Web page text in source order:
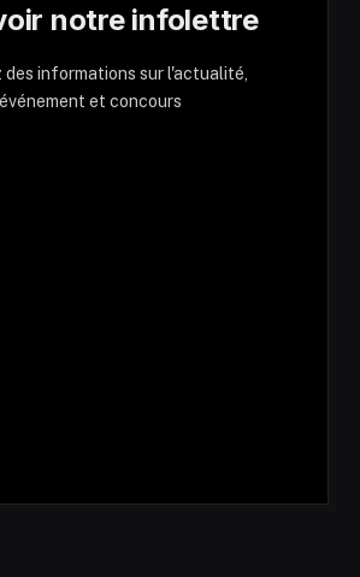
notre infolettre
des informations sur l'actualité,
événement et concours